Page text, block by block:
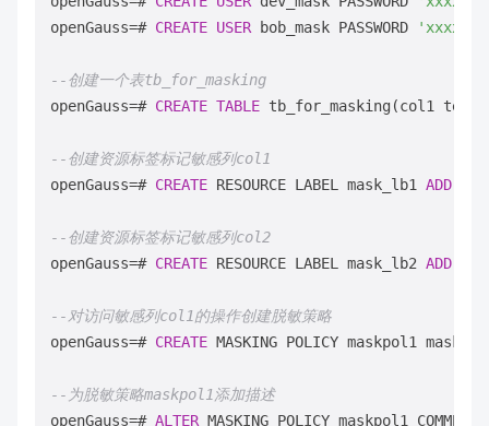
openGauss=# CREATE USER bob_mask PASSWORD
--创建一个表tb_for_masking
openGauss=# CREATE TABLE tb_for_masking(col1
--创建资源标签标记敏感列col1
openGauss=# CREATE RESOURCE LABEL mask_lb1 ADD
--创建资源标签标记敏感列col2
openGauss=# CREATE RESOURCE LABEL mask_lb2 ADD
--对访问敏感列col1的操作创建脱敏策略
openGauss=# CREATE MASKING POLICY maskpol1
--为脱敏策略maskpol1添加描述
openGauss=# ALTER MASKING POLICY maskpol1